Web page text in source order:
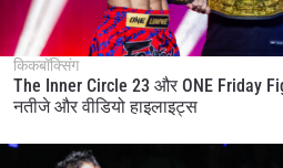
किकबॉक्सिंग
The Inner Circle 23 और ONE Friday
नतीजे और वीडियो हाइलाइट्स